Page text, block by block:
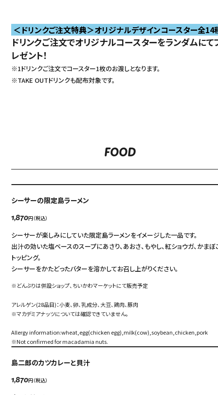
＜ドリンクご注文特典＞オリジナルデザインコースター全14
ドリンクご注文でオリジナルコースターをランダムにて
レゼント！
※1ドリンクご注文でコースター1枚のお渡しとなります。
※TAKE OUTドリンクも配布対象です。
FOOD
シーサーの限定島ラーメン
1,870円（税込）
シーサーが楽しみにしていた限定島ラーメンをイメージした一品です。
出汁の効いた塩ベースのスープにあさり、あおさ、もやし、紅ショウガ、かまぼ
トッピング。
シーサーをかたどったバターを溶かしてお召し上がりください。
※どんぶりは併設ショップ、ちいかわマーケットにて販売予定
アレルゲン(28品目)：小麦、卵、乳成分、大豆、鶏肉、豚肉
※マカデミアナッツについては確認できていません。
Allergy information:wheat,egg(chicken egg),milk(cow),soybean,chicken,pork
※Not confirmed for macadamia nuts.
島二郎のカツカレーと貝汁
1,870円（税込）